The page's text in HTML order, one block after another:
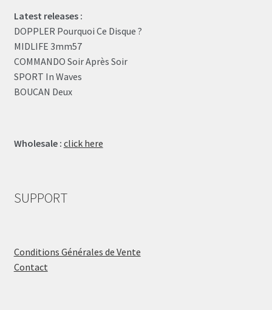
Latest releases :
DOPPLER Pourquoi Ce Disque ?
MIDLIFE 3mm57
COMMANDO Soir Après Soir
SPORT In Waves
BOUCAN Deux
Wholesale : click here
SUPPORT
Conditions Générales de Vente
Contact